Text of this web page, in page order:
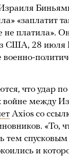
«заплатит
не платила».
США, 28 июля
что удар
войне между
Axios со
«То,
тем
и